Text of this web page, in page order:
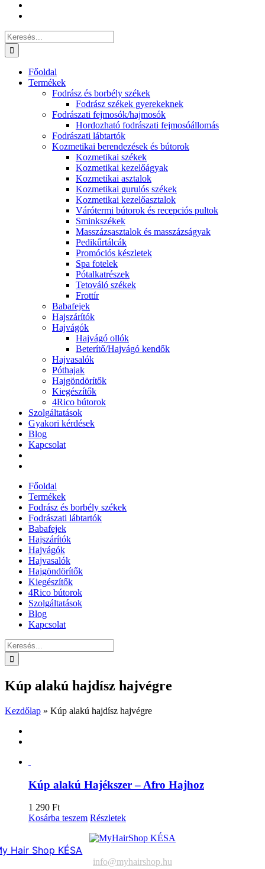
Keresés...
Főoldal
Termékek
Fodrász és borbély székek
Fodrász székek gyerekeknek
Fodrászati fejmosók/hajmosók
Hordozható fodrászati fejmosóállomás
Fodrászati lábtartók
Kozmetikai berendezések és bútorok
Kozmetikai székek
Kozmetikai kezelőágyak
Kozmetikai asztalok
Kozmetikai gurulós székek
Kozmetikai kezelőasztalok
Várótermi bútorok és recepciós pultok
Sminkszékek
Masszázsasztalok és masszázságyak
Pedikűrtálcák
Promóciós készletek
Spa fotelek
Pótalkatrészek
Tetováló székek
Frottír
Babafejek
Hajszárítók
Hajvágók
Hajvágó ollók
Beterítő/Hajvágó kendők
Hajvasalók
Póthajak
Hajgöndörítők
Kiegészítők
4Rico bútorok
Szolgáltatások
Gyakori kérdések
Blog
Kapcsolat
Főoldal
Termékek
Fodrász és borbély székek
Fodrászati lábtartók
Babafejek
Hajszárítók
Hajvágók
Hajvasalók
Hajgöndörítők
Kiegészítők
4Rico bútorok
Szolgáltatások
Blog
Kapcsolat
Keresés...
Kúp alakú hajdísz hajvégre
Kezdőlap » Kúp alakú hajdísz hajvégre
Kúp alakú Hajékszer – Afro Hajhoz
1 290 Ft
Kosárba teszem Részletek
Hair Shop KÉSA
info@myhairshop.hu